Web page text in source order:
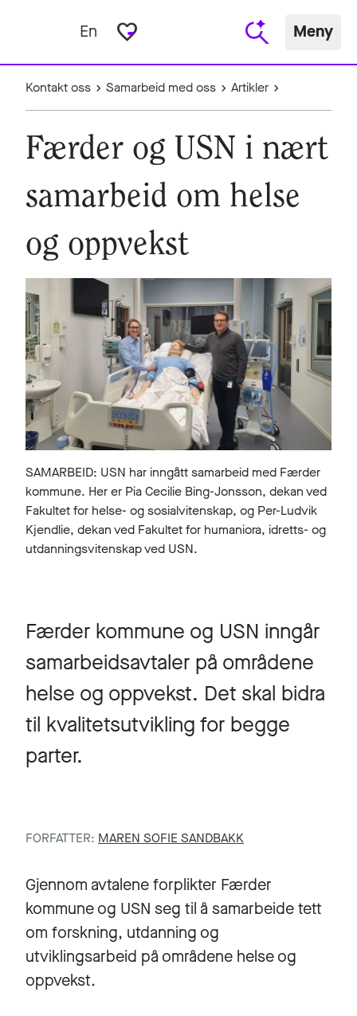
En favorite_border Meny
Kontakt oss Samarbeid med oss Artikler
Færder og USN i nært
samarbeid om helse
og oppvekst
SAMARBEID: USN har inngått samarbeid med Færder
kommune. Her er Pia Cecilie Bing-Jonsson, dekan ved
Fakultet for helse- og sosialvitenskap, og Per-Ludvik
Kjendlie, dekan ved Fakultet for humaniora, idretts- og
utdanningsvitenskap ved USN.
Færder kommune og USN inngår
samarbeidsavtaler på områdene
helse og oppvekst. Det skal bidra
til kvalitetsutvikling for begge
parter.
FORFATTER: MAREN SOFIE SANDBAKK
Gjennom avtalene forplikter Færder
kommune og USN seg til å samarbeide tett
om forskning, utdanning og
utviklingsarbeid på områdene helse og
oppvekst.